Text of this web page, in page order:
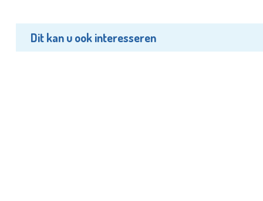
Dit kan u ook interesseren